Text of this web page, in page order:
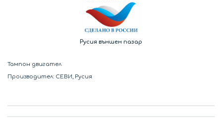
Русия външен пазар
Тампон двигател
Производител: СЕВИ, Русия